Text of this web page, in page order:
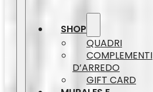
SHOP
QUADRI
COMPLEMENTI
D’ARREDO
GIFT CARD